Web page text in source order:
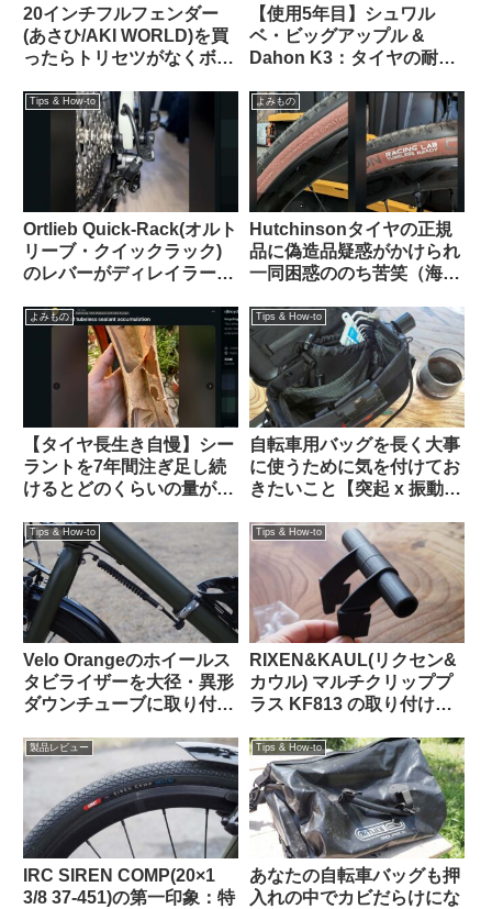
20インチフルフェンダー
(あさひ/AKI WORLD)を買
ったらトリセツがなくボル
にやれ」なプロ仕様製品だ
ったけれど意外に装着簡単
でTern Crestと相性も抜群
【使用5年目】シュワル
ベ・ビッグアップル &
Dahon K3：タイヤの耐久
あったか
Tips & How-to
Ortlieb Quick-Rack(オルト
リーブ・クイックラック)
のレバーがディレイラーの
する時の解決法
よみもの
Hutchinsonタイヤの正規
品に偽造品疑惑がかけられ
一同困惑ののち苦笑（海外
よみもの
【タイヤ長生き自慢】シー
ラントを7年間注ぎ足し続
けるとどのくらいの量が溜
ら）
Tips & How-to
自転車用バッグを長く大事
に使うために気を付けてお
きたいこと【突起 x 振動
Tips & How-to
Velo Orangeのホイールス
タビライザーを大径・異形
ダウンチューブに取り付け
金物を使ってDIY】
Tips & How-to
RIXEN&KAUL(リクセン&
カウル) マルチクリッププ
ラス KF813 の取り付け方
い？】
製品レビュー
IRC SIREN COMP(20×1
3/8 37-451)の第一印象：特
Tips & How-to
あなたの自転車バッグも押
入れの中でカビだらけにな